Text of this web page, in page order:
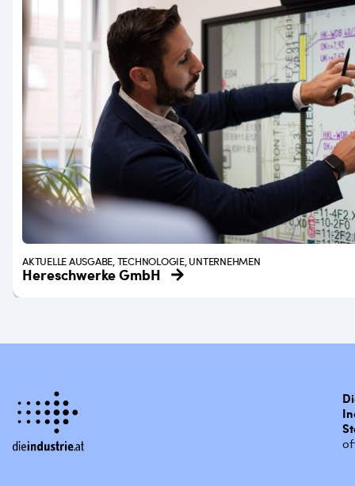
AKTUELLE AUSGABE, TECHNOLOGIE, UNTERNEHMEN
Hereschwerke GmbH